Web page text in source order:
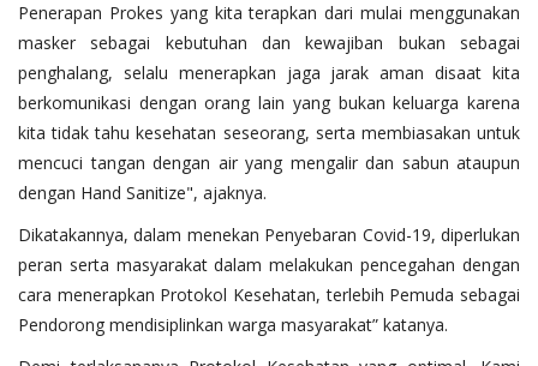
Penerapan Prokes yang kita terapkan dari mulai menggunakan
masker sebagai kebutuhan dan kewajiban bukan sebagai
penghalang, selalu menerapkan jaga jarak aman disaat kita
berkomunikasi dengan orang lain yang bukan keluarga karena
kita tidak tahu kesehatan seseorang, serta membiasakan untuk
mencuci tangan dengan air yang mengalir dan sabun ataupun
dengan Hand Sanitize", ajaknya.
Dikatakannya, dalam menekan Penyebaran Covid-19, diperlukan
peran serta masyarakat dalam melakukan pencegahan dengan
cara menerapkan Protokol Kesehatan, terlebih Pemuda sebagai
Pendorong mendisiplinkan warga masyarakat” katanya.